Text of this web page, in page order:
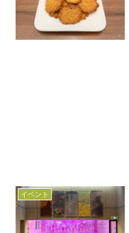
イベント